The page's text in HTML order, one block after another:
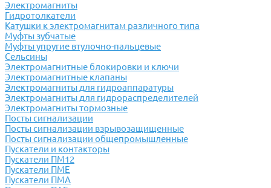
Электромагниты
Гидротолкатели
Катушки к электромагнитам различного типа
Муфты зубчатые
Муфты упругие втулочно-пальцевые
Сельсины
Электромагнитные блокировки и ключи
Электромагнитные клапаны
Электромагниты для гидроаппаратуры
Электромагниты для гидрораспределителей
Электромагниты тормозные
Посты сигнализации
Посты сигнализации взрывозащищенные
Посты сигнализации общепромышленные
Пускатели и контакторы
Пускатели ПМ12
Пускатели ПМЕ
Пускатели ПМА